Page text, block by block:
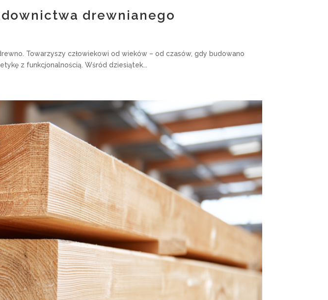
drewnianego
Towarzyszy człowiekowi od wieków – od czasów, gdy budowano
z funkcjonalnością. Wśród dziesiątek...